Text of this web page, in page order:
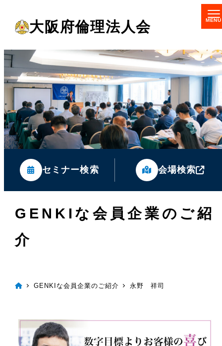
コ
ン
テ
ン
ツ
へ
大阪府倫理法人会
セミナー検索 会場検索
GENKIな会員企業のご紹
介
GENKIな会員企業のご紹介 永野 祥司